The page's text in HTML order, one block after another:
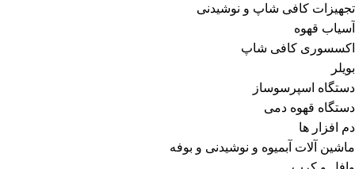
تجهیزات کافی شاپ و نوشیدنی
آسیاب قهوه
اکسسوری کافی شاپ
بویلر
دستگاه اسپرسوساز
دستگاه قهوه دمی
دم افزار ها
ماشین آلات آبمیوه و نوشیدنی و بوفه